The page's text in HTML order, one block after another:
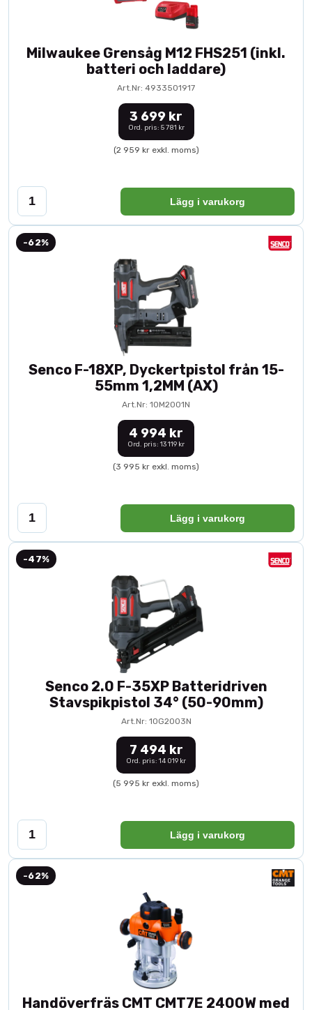
Milwaukee Grensåg M12 FHS251 (inkl.
batteri och laddare)
Art.Nr: 4933501917
3 699 kr
Ord. pris: 5 781 kr
(2 959 kr exkl. moms)
Lägg i varukorg
-62%
Senco F-18XP, Dyckertpistol från 15-
55mm 1,2MM (AX)
Art.Nr: 10M2001N
4 994 kr
Ord. pris: 13 119 kr
(3 995 kr exkl. moms)
Lägg i varukorg
-47%
Senco 2.0 F-35XP Batteridriven
Stavspikpistol 34° (50-90mm)
Art.Nr: 10G2003N
7 494 kr
Ord. pris: 14 019 kr
(5 995 kr exkl. moms)
Lägg i varukorg
-62%
Handöverfräs CMT CMT7E 2400W med